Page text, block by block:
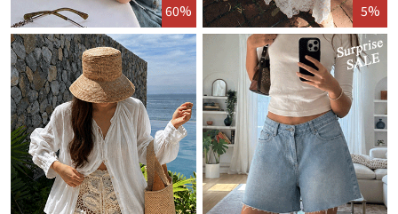
60% 5%